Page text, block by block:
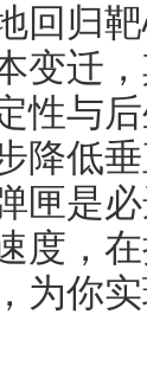
回归
变迁
性与
降低
匣是
度，
为你